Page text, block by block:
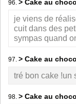
96. > Cake au
je viens de
cuit dans des
sympas quand
97. > Cake au
tré bon cake !un
98. > Cake au